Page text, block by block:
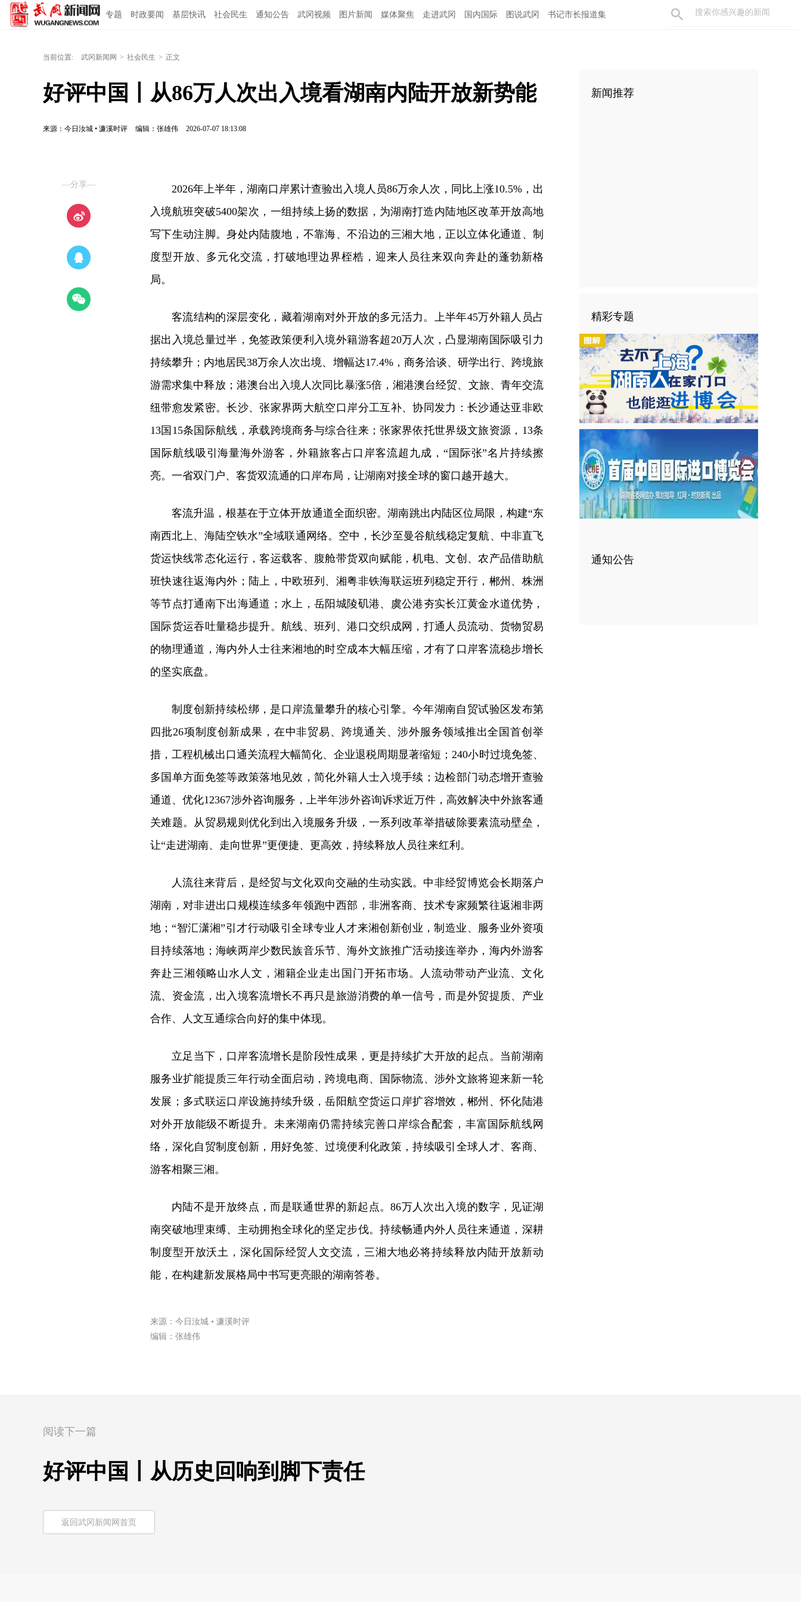
专题 时政要闻 基层快讯 社会民生 通知公告 武冈视频 图片新闻 媒体聚焦 走进武冈 国内国际 图说武冈 书记市长报道集
当前位置: 武冈新闻网 > 社会民生 > 正文
好评中国丨从86万人次出入境看湖南内陆开放新势能
来源：今日汝城 • 濂溪时评 编辑：张雄伟 2026-07-07 18:13:08
—分享—
2026年上半年，湖南口岸累计查验出入境人员86万余人次，同比上涨10.5%，出
入境航班突破5400架次，一组持续上扬的数据，为湖南打造内陆地区改革开放高地
写下生动注脚。身处内陆腹地，不靠海、不沿边的三湘大地，正以立体化通道、制
度型开放、多元化交流，打破地理边界桎梏，迎来人员往来双向奔赴的蓬勃新格
局。
客流结构的深层变化，藏着湖南对外开放的多元活力。上半年45万外籍人员占
据出入境总量过半，免签政策便利入境外籍游客超20万人次，凸显湖南国际吸引力
持续攀升；内地居民38万余人次出境、增幅达17.4%，商务洽谈、研学出行、跨境旅
游需求集中释放；港澳台出入境人次同比暴涨5倍，湘港澳台经贸、文旅、青年交流
纽带愈发紧密。长沙、张家界两大航空口岸分工互补、协同发力：长沙通达亚非欧
13国15条国际航线，承载跨境商务与综合往来；张家界依托世界级文旅资源，13条
国际航线吸引海量海外游客，外籍旅客占口岸客流超九成，“国际张”名片持续擦
亮。一省双门户、客货双流通的口岸布局，让湖南对接全球的窗口越开越大。
客流升温，根基在于立体开放通道全面织密。湖南跳出内陆区位局限，构建“东
南西北上、海陆空铁水”全域联通网络。空中，长沙至曼谷航线稳定复航、中非直飞
货运快线常态化运行，客运载客、腹舱带货双向赋能，机电、文创、农产品借助航
班快速往返海内外；陆上，中欧班列、湘粤非铁海联运班列稳定开行，郴州、株洲
等节点打通南下出海通道；水上，岳阳城陵矶港、虞公港夯实长江黄金水道优势，
国际货运吞吐量稳步提升。航线、班列、港口交织成网，打通人员流动、货物贸易
的物理通道，海内外人士往来湘地的时空成本大幅压缩，才有了口岸客流稳步增长
的坚实底盘。
制度创新持续松绑，是口岸流量攀升的核心引擎。今年湖南自贸试验区发布第
四批26项制度创新成果，在中非贸易、跨境通关、涉外服务领域推出全国首创举
措，工程机械出口通关流程大幅简化、企业退税周期显著缩短；240小时过境免签、
多国单方面免签等政策落地见效，简化外籍人士入境手续；边检部门动态增开查验
通道、优化12367涉外咨询服务，上半年涉外咨询诉求近万件，高效解决中外旅客通
关难题。从贸易规则优化到出入境服务升级，一系列改革举措破除要素流动壁垒，
让“走进湖南、走向世界”更便捷、更高效，持续释放人员往来红利。
人流往来背后，是经贸与文化双向交融的生动实践。中非经贸博览会长期落户
湖南，对非进出口规模连续多年领跑中西部，非洲客商、技术专家频繁往返湘非两
地；“智汇潇湘”引才行动吸引全球专业人才来湘创新创业，制造业、服务业外资项
目持续落地；海峡两岸少数民族音乐节、海外文旅推广活动接连举办，海内外游客
奔赴三湘领略山水人文，湘籍企业走出国门开拓市场。人流动带动产业流、文化
流、资金流，出入境客流增长不再只是旅游消费的单一信号，而是外贸提质、产业
合作、人文互通综合向好的集中体现。
立足当下，口岸客流增长是阶段性成果，更是持续扩大开放的起点。当前湖南
服务业扩能提质三年行动全面启动，跨境电商、国际物流、涉外文旅将迎来新一轮
发展；多式联运口岸设施持续升级，岳阳航空货运口岸扩容增效，郴州、怀化陆港
对外开放能级不断提升。未来湖南仍需持续完善口岸综合配套，丰富国际航线网
络，深化自贸制度创新，用好免签、过境便利化政策，持续吸引全球人才、客商、
游客相聚三湘。
内陆不是开放终点，而是联通世界的新起点。86万人次出入境的数字，见证湖
南突破地理束缚、主动拥抱全球化的坚定步伐。持续畅通内外人员往来通道，深耕
制度型开放沃土，深化国际经贸人文交流，三湘大地必将持续释放内陆开放新动
能，在构建新发展格局中书写更亮眼的湖南答卷。
来源：今日汝城 • 濂溪时评
编辑：张雄伟
新闻推荐
精彩专题
通知公告
阅读下一篇
好评中国丨从历史回响到脚下责任
返回武冈新闻网首页